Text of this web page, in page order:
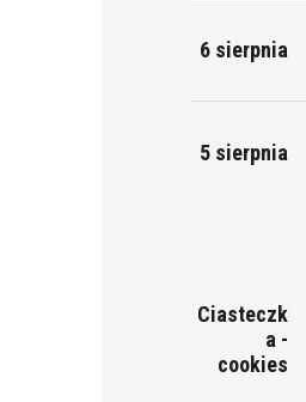
6 sierpnia
5 sierpnia
Ciasteczk
a -
cookies